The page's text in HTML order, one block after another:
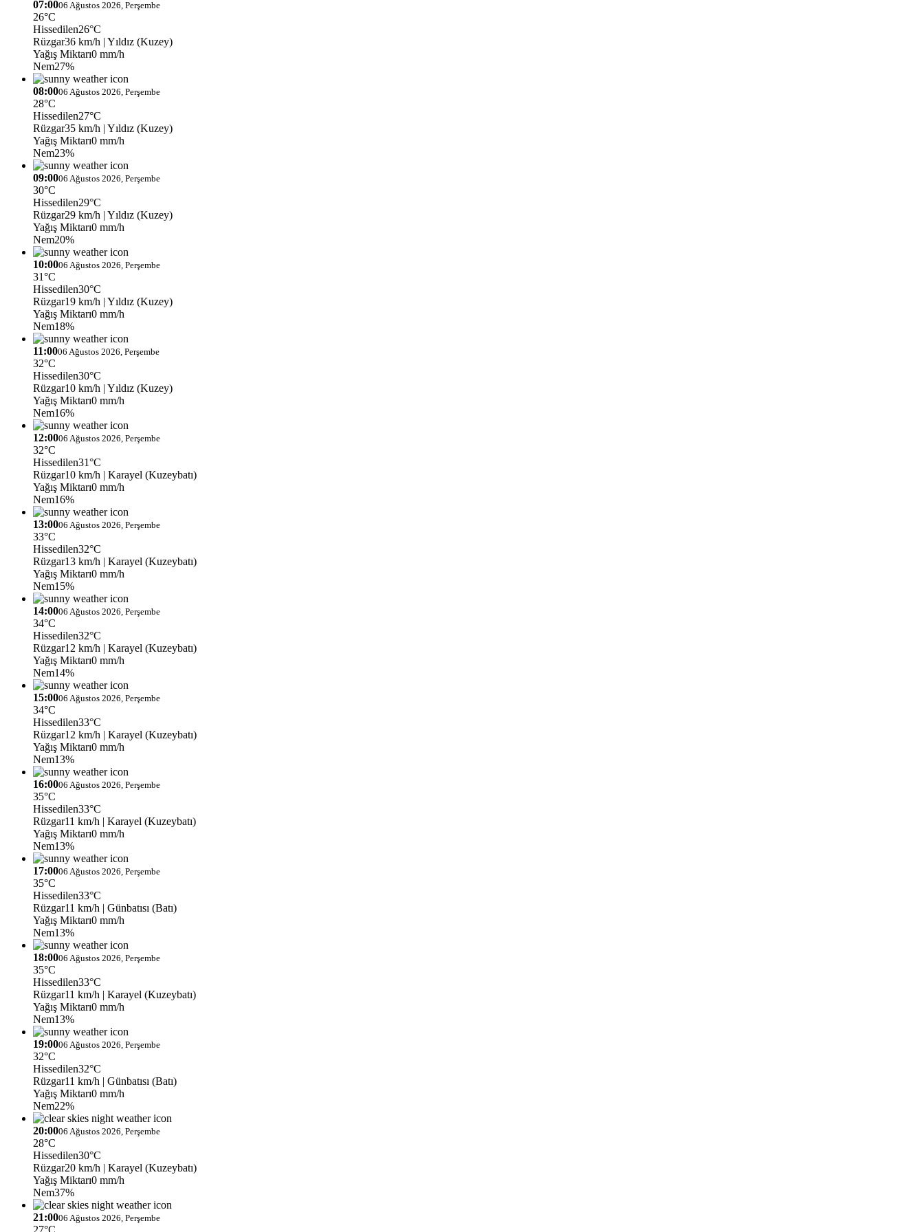
07:0006 Ağustos 2026, Perşembe
26°C
Hissedilen26°C
Rüzgar36 km/h | Yıldız (Kuzey)
Yağış Miktarı0 mm/h
Nem27%
08:0006 Ağustos 2026, Perşembe
28°C
Hissedilen27°C
Rüzgar35 km/h | Yıldız (Kuzey)
Yağış Miktarı0 mm/h
Nem23%
09:0006 Ağustos 2026, Perşembe
30°C
Hissedilen29°C
Rüzgar29 km/h | Yıldız (Kuzey)
Yağış Miktarı0 mm/h
Nem20%
10:0006 Ağustos 2026, Perşembe
31°C
Hissedilen30°C
Rüzgar19 km/h | Yıldız (Kuzey)
Yağış Miktarı0 mm/h
Nem18%
11:0006 Ağustos 2026, Perşembe
32°C
Hissedilen30°C
Rüzgar10 km/h | Yıldız (Kuzey)
Yağış Miktarı0 mm/h
Nem16%
12:0006 Ağustos 2026, Perşembe
32°C
Hissedilen31°C
Rüzgar10 km/h | Karayel (Kuzeybatı)
Yağış Miktarı0 mm/h
Nem16%
13:0006 Ağustos 2026, Perşembe
33°C
Hissedilen32°C
Rüzgar13 km/h | Karayel (Kuzeybatı)
Yağış Miktarı0 mm/h
Nem15%
14:0006 Ağustos 2026, Perşembe
34°C
Hissedilen32°C
Rüzgar12 km/h | Karayel (Kuzeybatı)
Yağış Miktarı0 mm/h
Nem14%
15:0006 Ağustos 2026, Perşembe
34°C
Hissedilen33°C
Rüzgar12 km/h | Karayel (Kuzeybatı)
Yağış Miktarı0 mm/h
Nem13%
16:0006 Ağustos 2026, Perşembe
35°C
Hissedilen33°C
Rüzgar11 km/h | Karayel (Kuzeybatı)
Yağış Miktarı0 mm/h
Nem13%
17:0006 Ağustos 2026, Perşembe
35°C
Hissedilen33°C
Rüzgar11 km/h | Günbatısı (Batı)
Yağış Miktarı0 mm/h
Nem13%
18:0006 Ağustos 2026, Perşembe
35°C
Hissedilen33°C
Rüzgar11 km/h | Karayel (Kuzeybatı)
Yağış Miktarı0 mm/h
Nem13%
19:0006 Ağustos 2026, Perşembe
32°C
Hissedilen32°C
Rüzgar11 km/h | Günbatısı (Batı)
Yağış Miktarı0 mm/h
Nem22%
20:0006 Ağustos 2026, Perşembe
28°C
Hissedilen30°C
Rüzgar20 km/h | Karayel (Kuzeybatı)
Yağış Miktarı0 mm/h
Nem37%
21:0006 Ağustos 2026, Perşembe
27°C